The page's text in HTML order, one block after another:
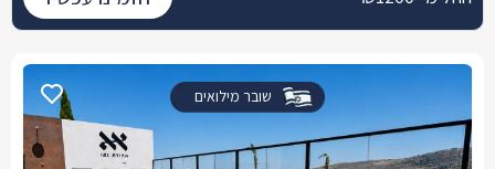
שובר מילואים